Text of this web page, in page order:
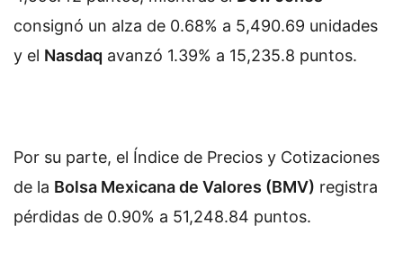
consignó un alza de 0.68% a 5,490.69 unidades
y el Nasdaq avanzó 1.39% a 15,235.8 puntos.
Por su parte, el Índice de Precios y Cotizaciones
de la Bolsa Mexicana de Valores (BMV) registra
pérdidas de 0.90% a 51,248.84 puntos.